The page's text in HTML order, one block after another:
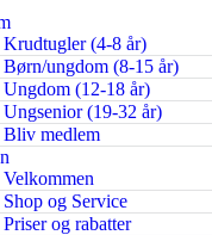
Krudtugler (4-8 år)
Børn/ungdom (8-15 år)
Ungdom (12-18 år)
Ungsenior (19-32 år)
Bliv medlem
Velkommen
Shop og Service
Priser og rabatter